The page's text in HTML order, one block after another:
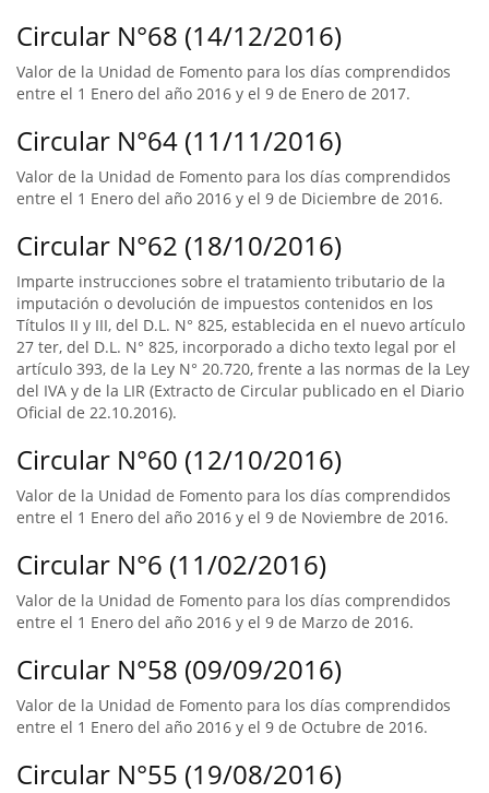
Circular N°68 (14/12/2016)
Valor de la Unidad de Fomento para los días comprendidos
entre el 1 Enero del año 2016 y el 9 de Enero de 2017.
Circular N°64 (11/11/2016)
Valor de la Unidad de Fomento para los días comprendidos
entre el 1 Enero del año 2016 y el 9 de Diciembre de 2016.
Circular N°62 (18/10/2016)
Imparte instrucciones sobre el tratamiento tributario de la
imputación o devolución de impuestos contenidos en los
Títulos II y III, del D.L. N° 825, establecida en el nuevo artículo
27 ter, del D.L. N° 825, incorporado a dicho texto legal por el
artículo 393, de la Ley N° 20.720, frente a las normas de la Ley
del IVA y de la LIR (Extracto de Circular publicado en el Diario
Oficial de 22.10.2016).
Circular N°60 (12/10/2016)
Valor de la Unidad de Fomento para los días comprendidos
entre el 1 Enero del año 2016 y el 9 de Noviembre de 2016.
Circular N°6 (11/02/2016)
Valor de la Unidad de Fomento para los días comprendidos
entre el 1 Enero del año 2016 y el 9 de Marzo de 2016.
Circular N°58 (09/09/2016)
Valor de la Unidad de Fomento para los días comprendidos
entre el 1 Enero del año 2016 y el 9 de Octubre de 2016.
Circular N°55 (19/08/2016)